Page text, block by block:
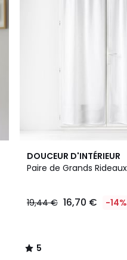
DOUCEUR D'INTÉRIEUR
19,44 € 16,70 € -14%
5
/
4
Couleurs
5
/